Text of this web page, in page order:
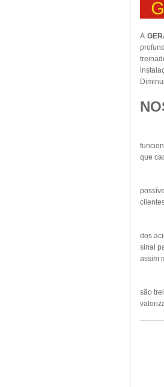
A
que
dos
sinal
assim
são